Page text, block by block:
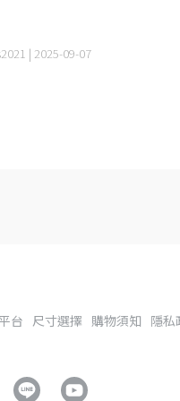
| 2025-09-07
台 尺寸選擇 購物須知 隱私